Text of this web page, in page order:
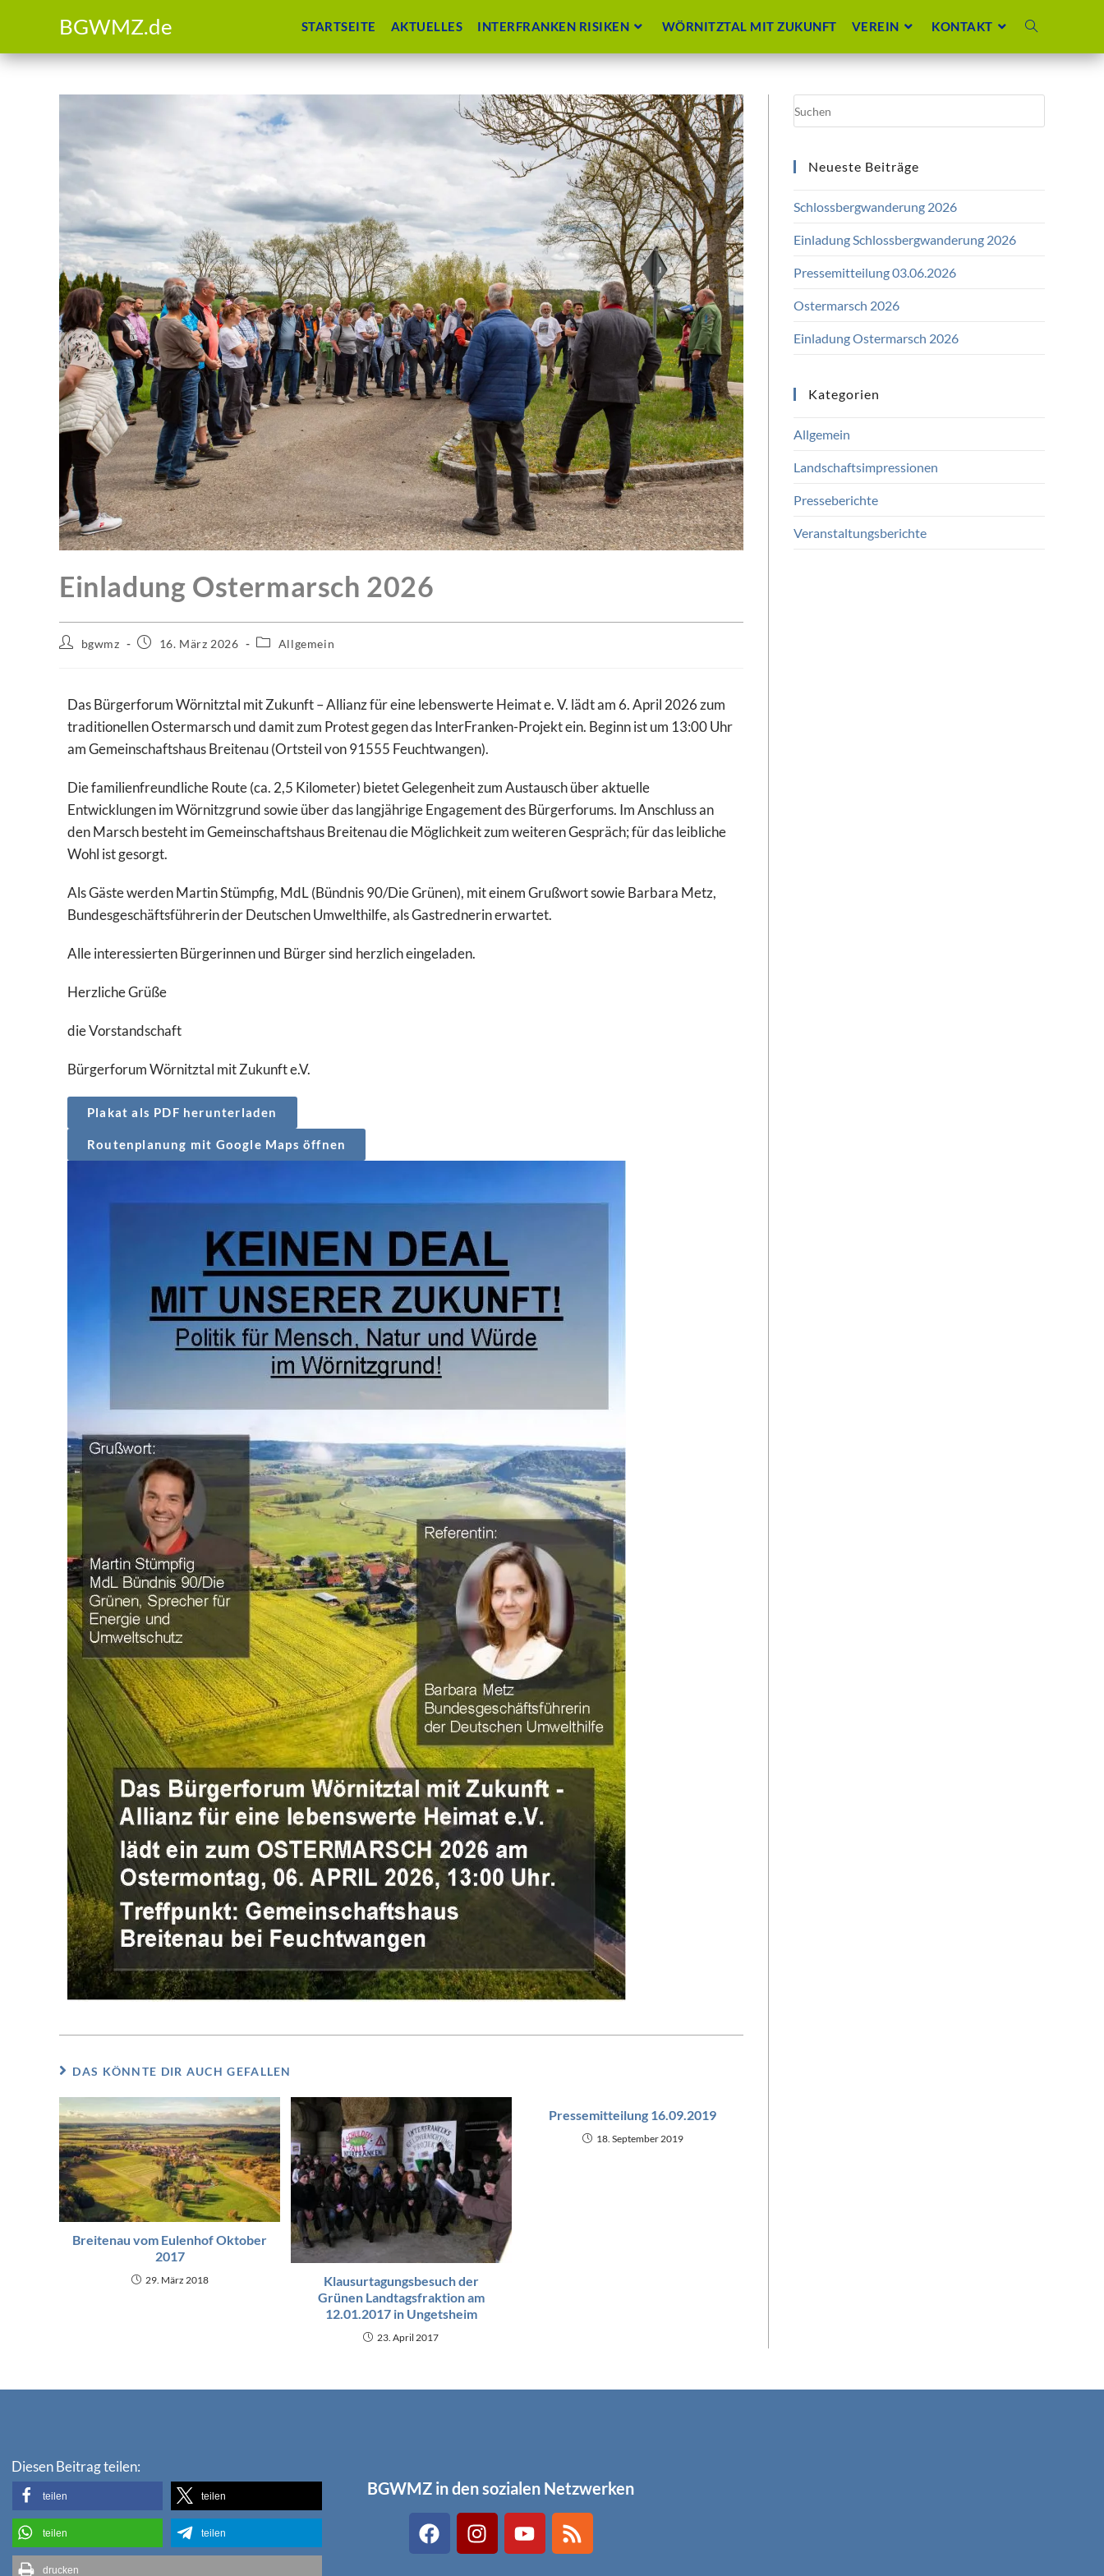
BGWMZ.de STARTSEITE AKTUELLES INTERFRANKEN RISIKEN WÖRNITZTAL MIT ZUKUNFT VEREIN KONTAKT
Einladung Ostermarsch 2026
bgwmz 16. März 2026 Allgemein
Das Bürgerforum Wörnitztal mit Zukunft – Allianz für eine lebenswerte Heimat e. V. lädt am 6. April 2026 zum
traditionellen Ostermarsch und damit zum Protest gegen das InterFranken-Projekt ein. Beginn ist um 13:00 Uhr
am Gemeinschaftshaus Breitenau (Ortsteil von 91555 Feuchtwangen).
Die familienfreundliche Route (ca. 2,5 Kilometer) bietet Gelegenheit zum Austausch über aktuelle
Entwicklungen im Wörnitzgrund sowie über das langjährige Engagement des Bürgerforums. Im Anschluss an
den Marsch besteht im Gemeinschaftshaus Breitenau die Möglichkeit zum weiteren Gespräch; für das leibliche
Wohl ist gesorgt.
Als Gäste werden Martin Stümpfig, MdL (Bündnis 90/Die Grünen), mit einem Grußwort sowie Barbara Metz,
Bundesgeschäftsführerin der Deutschen Umwelthilfe, als Gastrednerin erwartet.
Alle interessierten Bürgerinnen und Bürger sind herzlich eingeladen.
Herzliche Grüße
die Vorstandschaft
Bürgerforum Wörnitztal mit Zukunft e.V.
Plakat als PDF herunterladen
Routenplanung mit Google Maps öffnen
DAS KÖNNTE DIR AUCH GEFALLEN
Breitenau vom Eulenhof Oktober
2017
29. März 2018
Klausurtagungsbesuch der
Grünen Landtagsfraktion am
12.01.2017 in Ungetsheim
23. April 2017
Pressemitteilung 16.09.2019
18. September 2019
Neueste Beiträge
Schlossbergwanderung 2026
Einladung Schlossbergwanderung 2026
Pressemitteilung 03.06.2026
Ostermarsch 2026
Einladung Ostermarsch 2026
Kategorien
Allgemein
Landschaftsimpressionen
Presseberichte
Veranstaltungsberichte
Diesen Beitrag teilen:
teilen teilen
teilen teilen
drucken
BGWMZ in den sozialen Netzwerken